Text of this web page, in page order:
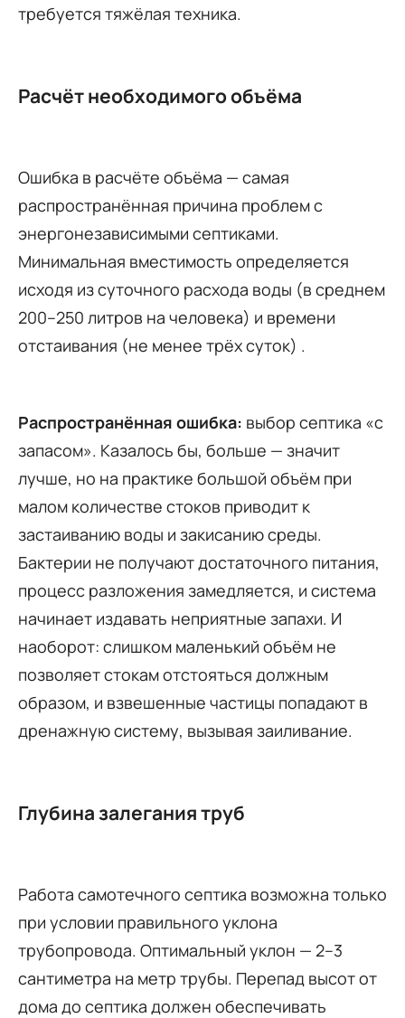
требуется тяжёлая техника.
Расчёт необходимого объёма
Ошибка в расчёте объёма — самая
распространённая причина проблем с
энергонезависимыми септиками.
Минимальная вместимость определяется
исходя из суточного расхода воды (в среднем
200–250 литров на человека) и времени
отстаивания (не менее трёх суток) .
Распространённая ошибка: выбор септика «с
запасом». Казалось бы, больше — значит
лучше, но на практике большой объём при
малом количестве стоков приводит к
застаиванию воды и закисанию среды.
Бактерии не получают достаточного питания,
процесс разложения замедляется, и система
начинает издавать неприятные запахи. И
наоборот: слишком маленький объём не
позволяет стокам отстояться должным
образом, и взвешенные частицы попадают в
дренажную систему, вызывая заиливание.
Глубина залегания труб
Работа самотечного септика возможна только
при условии правильного уклона
трубопровода. Оптимальный уклон — 2–3
сантиметра на метр трубы. Перепад высот от
дома до септика должен обеспечивать